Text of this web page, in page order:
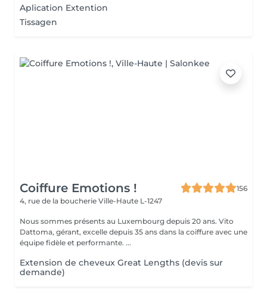
Aplication Extention
Tissagen
Coiffure Emotions !
156
4, rue de la boucherie Ville-Haute L-1247
Nous sommes présents au Luxembourg depuis 20 ans. Vito
Dattoma, gérant, excelle depuis 35 ans dans la coiffure avec une
équipe fidèle et performante. ...
Extension de cheveux Great Lengths (devis sur
demande)